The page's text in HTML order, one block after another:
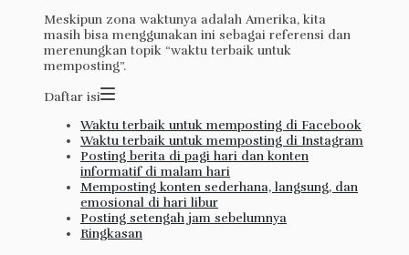
Meskipun zona waktunya adalah Amerika, kita
masih bisa menggunakan ini sebagai referensi dan
merenungkan topik “waktu terbaik untuk
memposting”.
Daftar isi
Waktu terbaik untuk memposting di Facebook
Waktu terbaik untuk memposting di Instagram
Posting berita di pagi hari dan konten
informatif di malam hari
Memposting konten sederhana, langsung, dan
emosional di hari libur
Posting setengah jam sebelumnya
Ringkasan